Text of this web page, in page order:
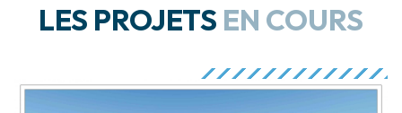
LES PROJETS EN COURS